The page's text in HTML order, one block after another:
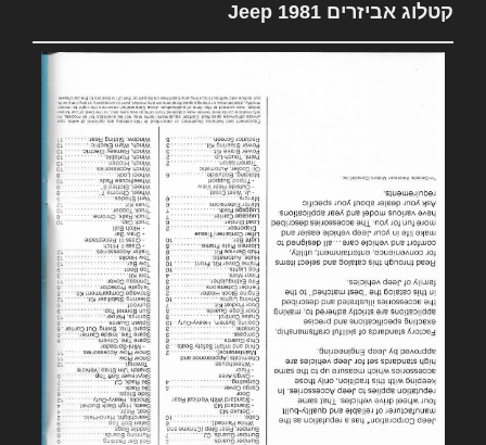
קטלוג אביזרים 1981 Jeep